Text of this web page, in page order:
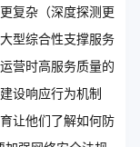
复杂（深度探测更
型综合性支撑服务
营时高服务质量的
设响应行为机制
让他们了解如何防